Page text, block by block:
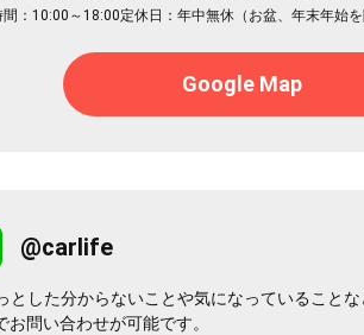
間：10:00～18:00定休日：年中無休（お盆、年末年始を
Google Map
@carlife
とした分からないことや気になっていること
お問い合わせが可能です。